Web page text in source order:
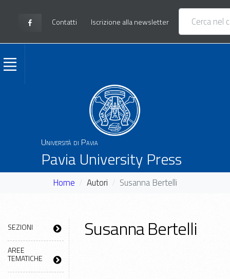
Contatti Iscrizione alla newsletter
Università di Pavia
Pavia University Press
Home Autori Susanna Bertelli
SEZIONI
AREE
TEMATICHE
Susanna Bertelli